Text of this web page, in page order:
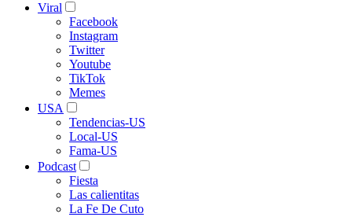
Viral
Facebook
Instagram
Twitter
Youtube
TikTok
Memes
USA
Tendencias-US
Local-US
Fama-US
Podcast
Fiesta
Las calientitas
La Fe De Cuto